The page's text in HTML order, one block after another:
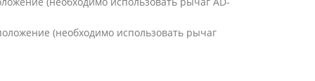
(необходимо использовать рычаг